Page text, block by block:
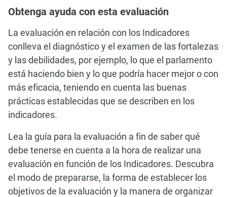
Obtenga ayuda con esta evaluación
La evaluación en relación con los Indicadores
conlleva el diagnóstico y el examen de las fortalezas
y las debilidades, por ejemplo, lo que el parlamento
está haciendo bien y lo que podría hacer mejor o con
más eficacia, teniendo en cuenta las buenas
prácticas establecidas que se describen en los
indicadores.
Lea la guía para la evaluación a fin de saber qué
debe tenerse en cuenta a la hora de realizar una
evaluación en función de los Indicadores. Descubra
el modo de prepararse, la forma de establecer los
objetivos de la evaluación y la manera de organizar